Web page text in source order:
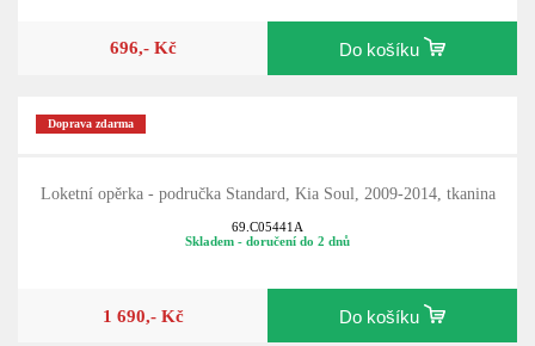
696,- Kč Do košíku
Doprava zdarma
Loketní opěrka - područka Standard, Kia Soul, 2009-2014, tkanina
69.C05441A
Skladem - doručení do 2 dnů
1 690,- Kč Do košíku